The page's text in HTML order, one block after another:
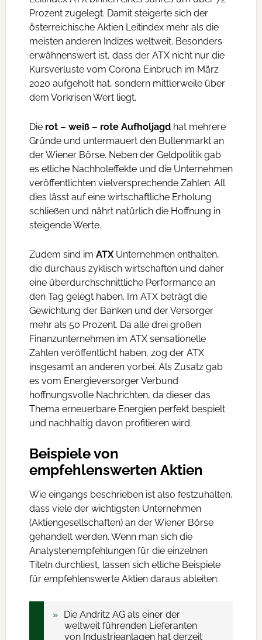
Prozent zugelegt. Damit steigerte sich der
österreichische Aktien Leitindex mehr als die
meisten anderen Indizes weltweit. Besonders
erwähnenswert ist, dass der ATX nicht nur die
Kursverluste vom Corona Einbruch im März
2020 aufgeholt hat, sondern mittlerweile über
dem Vorkrisen Wert liegt.
Die rot – weiß – rote Aufholjagdhat mehrere
Gründe und untermauert den Bullenmarkt an
der Wiener Börse. Neben der Geldpolitik gab
es etliche Nachholeffekte und die Unternehmen
veröffentlichten vielversprechende Zahlen. All
dies lässt auf eine wirtschaftliche Erholung
schließen und nährt natürlich die Hoffnung in
steigende Werte.
Zudem sind im ATXUnternehmen enthalten,
die durchaus zyklisch wirtschaften und daher
eine überdurchschnittliche Performance an
den Tag gelegt haben. Im ATX beträgt die
Gewichtung der Banken und der Versorger
mehr als 50 Prozent. Da alle drei großen
Finanzunternehmen im ATX sensationelle
Zahlen veröffentlicht haben, zog der ATX
insgesamt an anderen vorbei. Als Zusatz gab
es vom Energieversorger Verbund
hoffnungsvolle Nachrichten, da dieser das
Thema erneuerbare Energien perfekt bespielt
und nachhaltig davon profitieren wird.
Beispiele von
empfehlenswerten Aktien
Wie eingangs beschrieben ist also festzuhalten,
dass viele der wichtigsten Unternehmen
(Aktiengesellschaften) an der Wiener Börse
gehandelt werden. Wenn man sich die
Analystenempfehlungen für die einzelnen
Titeln durchliest, lassen sich etliche Beispiele
für empfehlenswerte Aktien daraus ableiten:
Die Andritz AG als einer der
weltweit führenden Lieferanten
von Industrieanlagen hat derzeit